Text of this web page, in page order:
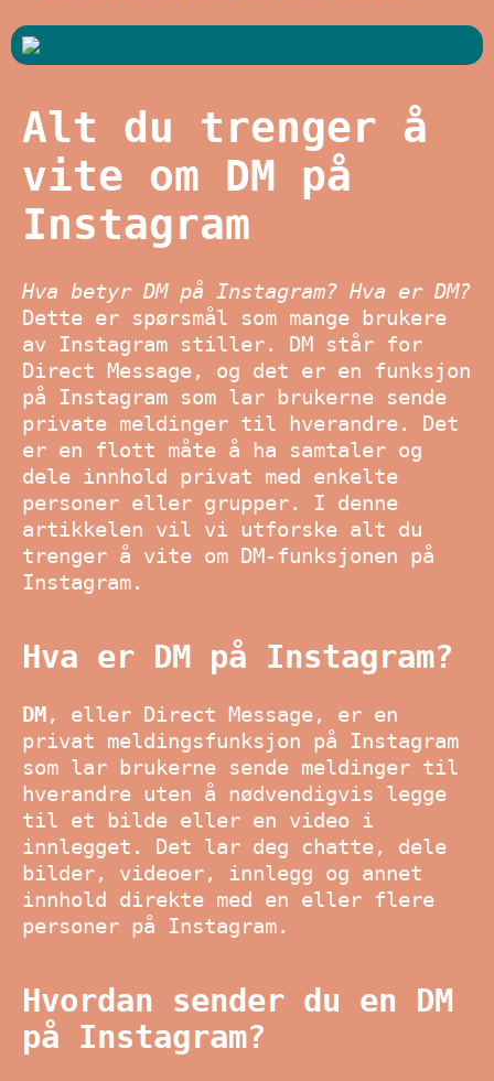
Alt du trenger å
vite om DM på
Instagram
Hva betyr DM på Instagram? Hva er DM?
Dette er spørsmål som mange brukere
av Instagram stiller. DM står for
Direct Message, og det er en funksjon
på Instagram som lar brukerne sende
private meldinger til hverandre. Det
er en flott måte å ha samtaler og
dele innhold privat med enkelte
personer eller grupper. I denne
artikkelen vil vi utforske alt du
trenger å vite om DM-funksjonen på
Instagram.
Hva er DM på Instagram?
DM, eller Direct Message, er en
privat meldingsfunksjon på Instagram
som lar brukerne sende meldinger til
hverandre uten å nødvendigvis legge
til et bilde eller en video i
innlegget. Det lar deg chatte, dele
bilder, videoer, innlegg og annet
innhold direkte med en eller flere
personer på Instagram.
Hvordan sender du en DM
på Instagram?